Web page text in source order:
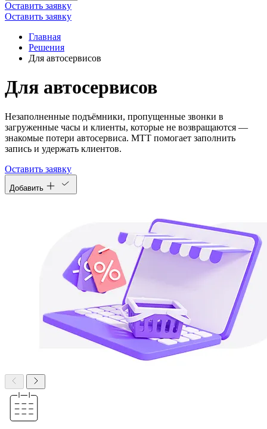
Оставить заявку
Оставить заявку
Главная
Решения
Для автосервисов
Для автосервисов
Незаполненные подъёмники, пропущенные звонки в
загруженные часы и клиенты, которые не возвращаются —
знакомые потери автосервиса. МТТ помогает заполнить
запись и удержать клиентов.
Оставить заявку
Добавить